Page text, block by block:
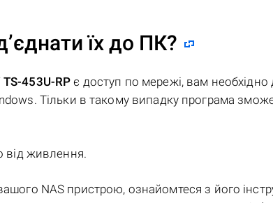
їх до ПК?
453U-RPє доступ по мережі, вам необхідно
Тільки в такому випадку програма
від живлення.
NAS пристрою, ознайомтеся з його